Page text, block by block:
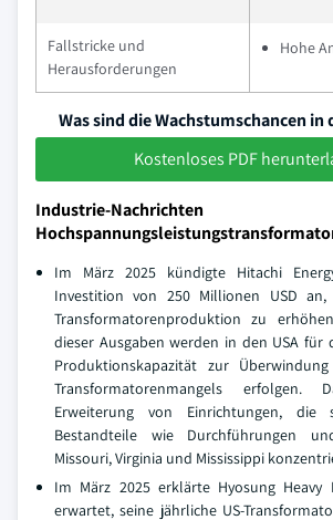
Fallstricke und
Herausforderungen
Hohe
Was sind die Wachstumschancen in
Kostenloses PDF
Industrie-
Im März 2025 kündigte Hitachi
Investition von 250 Millionen USD
Transformatorenproduktion zu
dieser Ausgaben werden in den USA für
Produktionskapazität zur
Transformatorenmangels
Erweiterung von Einrichtungen, die
Bestandteile wie Durchführungen
Missouri, Virginia und Mississippi
Im März 2025 erklärte Hyosung Heavy
erwartet, seine jährliche US-